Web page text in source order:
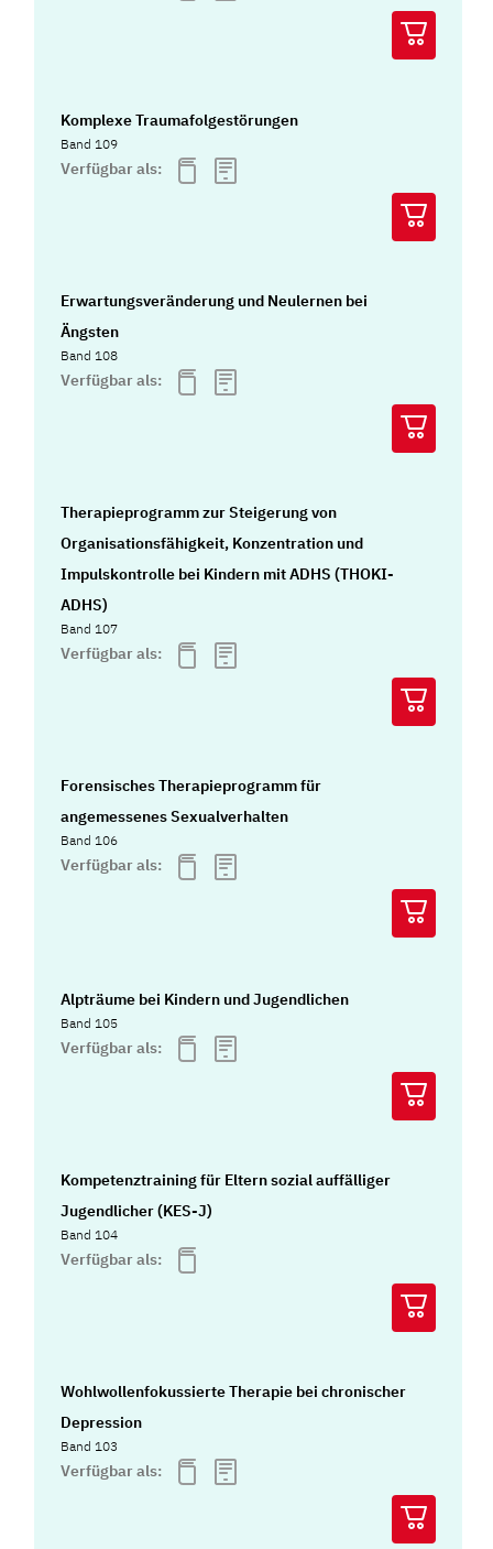
Komplexe Traumafolgestörungen
Band 109
Verfügbar als:
Erwartungsveränderung und Neulernen bei
Ängsten
Band 108
Verfügbar als:
Therapieprogramm zur Steigerung von
Organisationsfähigkeit, Konzentration und
Impulskontrolle bei Kindern mit ADHS (THOKI-
ADHS)
Band 107
Verfügbar als:
Forensisches Therapieprogramm für
angemessenes Sexualverhalten
Band 106
Verfügbar als:
Alpträume bei Kindern und Jugendlichen
Band 105
Verfügbar als:
Kompetenztraining für Eltern sozial auffälliger
Jugendlicher (KES-J)
Band 104
Verfügbar als:
Wohlwollenfokussierte Therapie bei chronischer
Depression
Band 103
Verfügbar als: